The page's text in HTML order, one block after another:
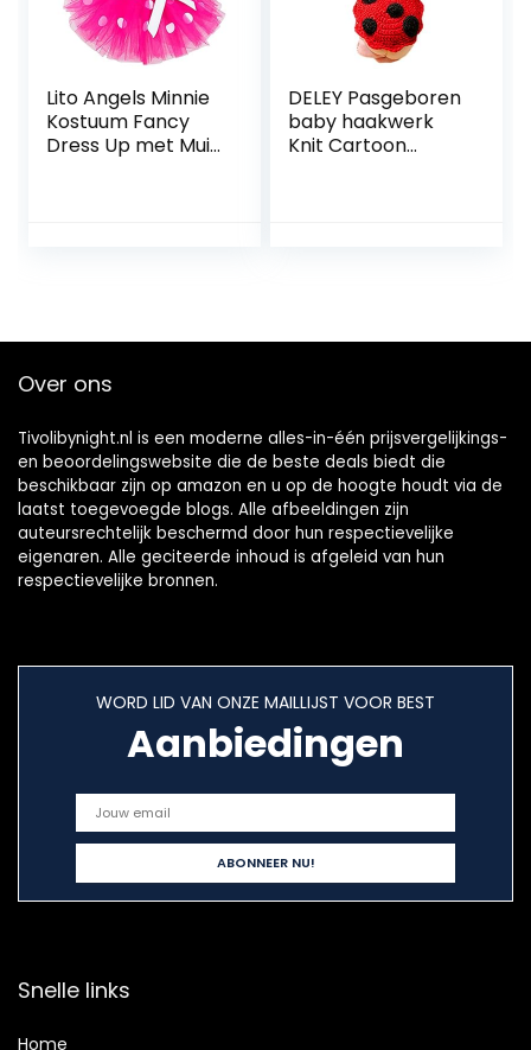
Lito Angels Minnie
Kostuum Fancy
Dress Up met Muis
Roze / Rood
DELEY Pasgeboren
baby haakwerk
Knit Cartoon
Over ons
Tivolibynight.nl is een moderne alles-in-één prijsvergelijkings-
en beoordelingswebsite die de beste deals biedt die
beschikbaar zijn op amazon en u op de hoogte houdt via de
laatst toegevoegde blogs. Alle afbeeldingen zijn
auteursrechtelijk beschermd door hun respectievelijke
eigenaren. Alle geciteerde inhoud is afgeleid van hun
respectievelijke bronnen.
WORD LID VAN ONZE MAILLIJST VOOR BEST
Aanbiedingen
Snelle links
Home